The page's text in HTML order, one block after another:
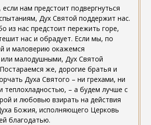
нам предстоит подвергнуться
Дух Святой поддержит нас.
из нас предстоит пережить горе,
нас и обрадует. Если мы, по
и маловерию окажемся
малодушными, Дух Святой
же, дорогие братья и
Духа Святого – ни грехами, ни
теплохладностью, – а будем лучше с
и любовью взирать на действия
Божия, исполняющего Церковь
благодатью.